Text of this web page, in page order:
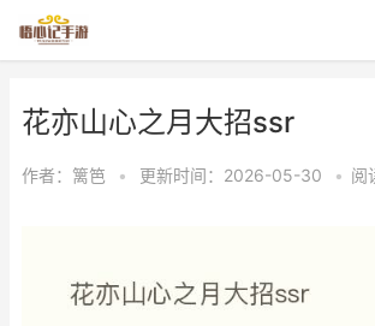
花亦山心之月大招ssr
作者： 篱笆 • 更新时间：2026-05-30 • 阅